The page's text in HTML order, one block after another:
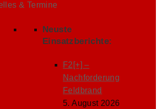
& Termine
Neuste
Einsatzberichte:
F2[+] –
Nachforderung
Feldbrand
5. August 2026